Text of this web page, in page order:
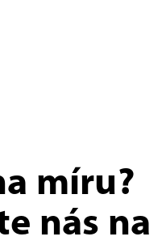
míru?
nás na